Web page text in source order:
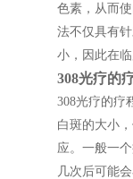
色素，从而
法不仅具有
小，因此在
308光疗的
308光疗的疗
白斑的大小
应。一般一
几次后可能